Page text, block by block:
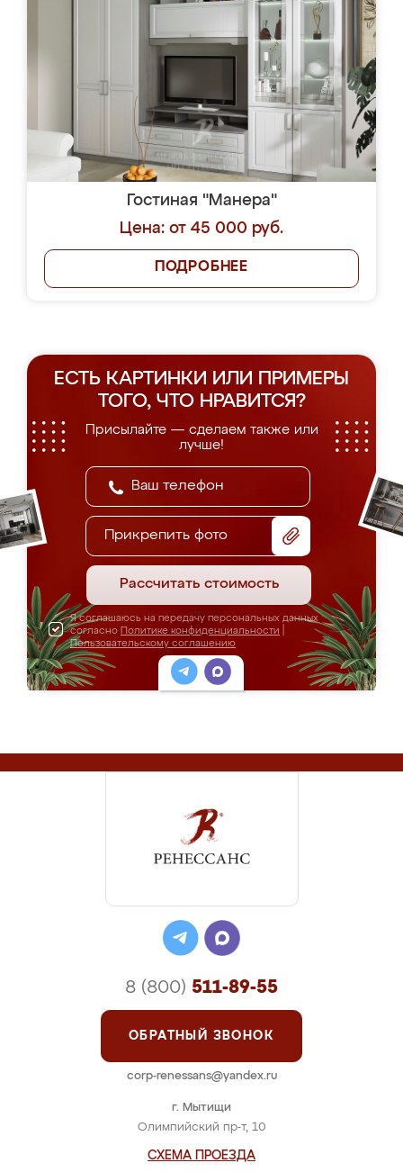
Гостиная "Манера"
Цена: от 45 000 руб.
ПОДРОБНЕЕ
ЕСТЬ КАРТИНКИ ИЛИ ПРИМЕРЫ
ТОГО, ЧТО НРАВИТСЯ?
Присылайте — сделаем также или
лучше!
Прикрепить фото
Рассчитать стоимость
Я соглашаюсь на передачу персональных данных
согласно Политике конфиденциальности
Пользовательскому соглашению
г. Мытищи
Олимпийский пр-т, 10
СХЕМА ПРОЕЗДА
8 (800) 511-89-55
ОБРАТНЫЙ ЗВОНОК
corp-renessans@yandex.ru